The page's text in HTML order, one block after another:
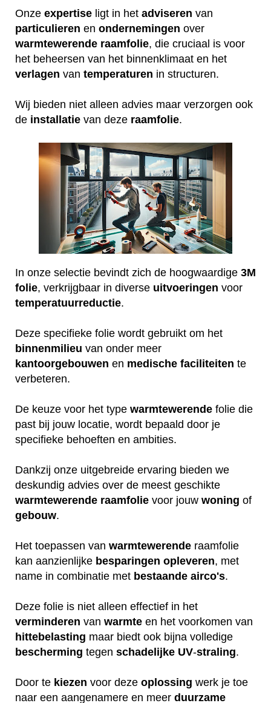
Onze expertise ligt in het adviseren van
particulieren en ondernemingen over
warmtewerende raamfolie, die cruciaal is voor
het beheersen van het binnenklimaat en het
verlagen van temperaturen in structuren.
Wij bieden niet alleen advies maar verzorgen ook
de installatie van deze raamfolie.
In onze selectie bevindt zich de hoogwaardige 3M
folie, verkrijgbaar in diverse uitvoeringen voor
temperatuurreductie.
Deze specifieke folie wordt gebruikt om het
binnenmilieu van onder meer
kantoorgebouwen en medische faciliteiten te
verbeteren.
De keuze voor het type warmtewerende folie die
past bij jouw locatie, wordt bepaald door je
specifieke behoeften en ambities.
Dankzij onze uitgebreide ervaring bieden we
deskundig advies over de meest geschikte
warmtewerende raamfolie voor jouw woning of
gebouw.
Het toepassen van warmtewerende raamfolie
kan aanzienlijke besparingen opleveren, met
name in combinatie met bestaande airco's.
Deze folie is niet alleen effectief in het
verminderen van warmte en het voorkomen van
hittebelasting maar biedt ook bijna volledige
bescherming tegen schadelijke UV-straling.
Door te kiezen voor deze oplossing werk je toe
naar een aangenamere en meer duurzame